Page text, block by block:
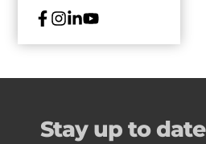
Stay up to date